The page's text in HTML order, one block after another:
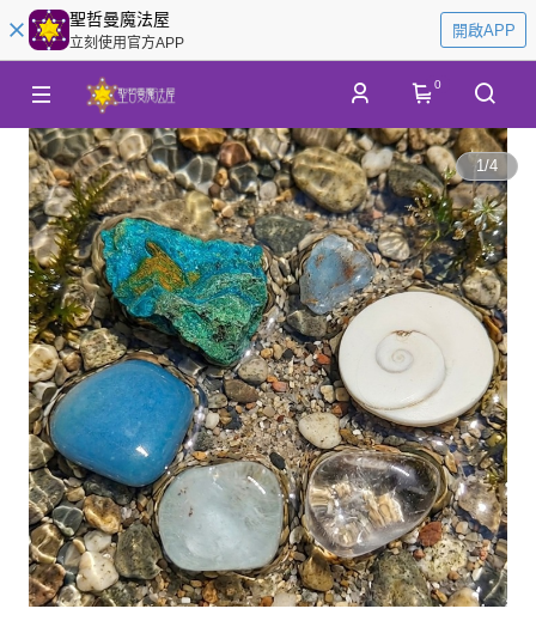
聖哲曼魔法屋
立刻使用官方APP
開啟APP
0
1/4